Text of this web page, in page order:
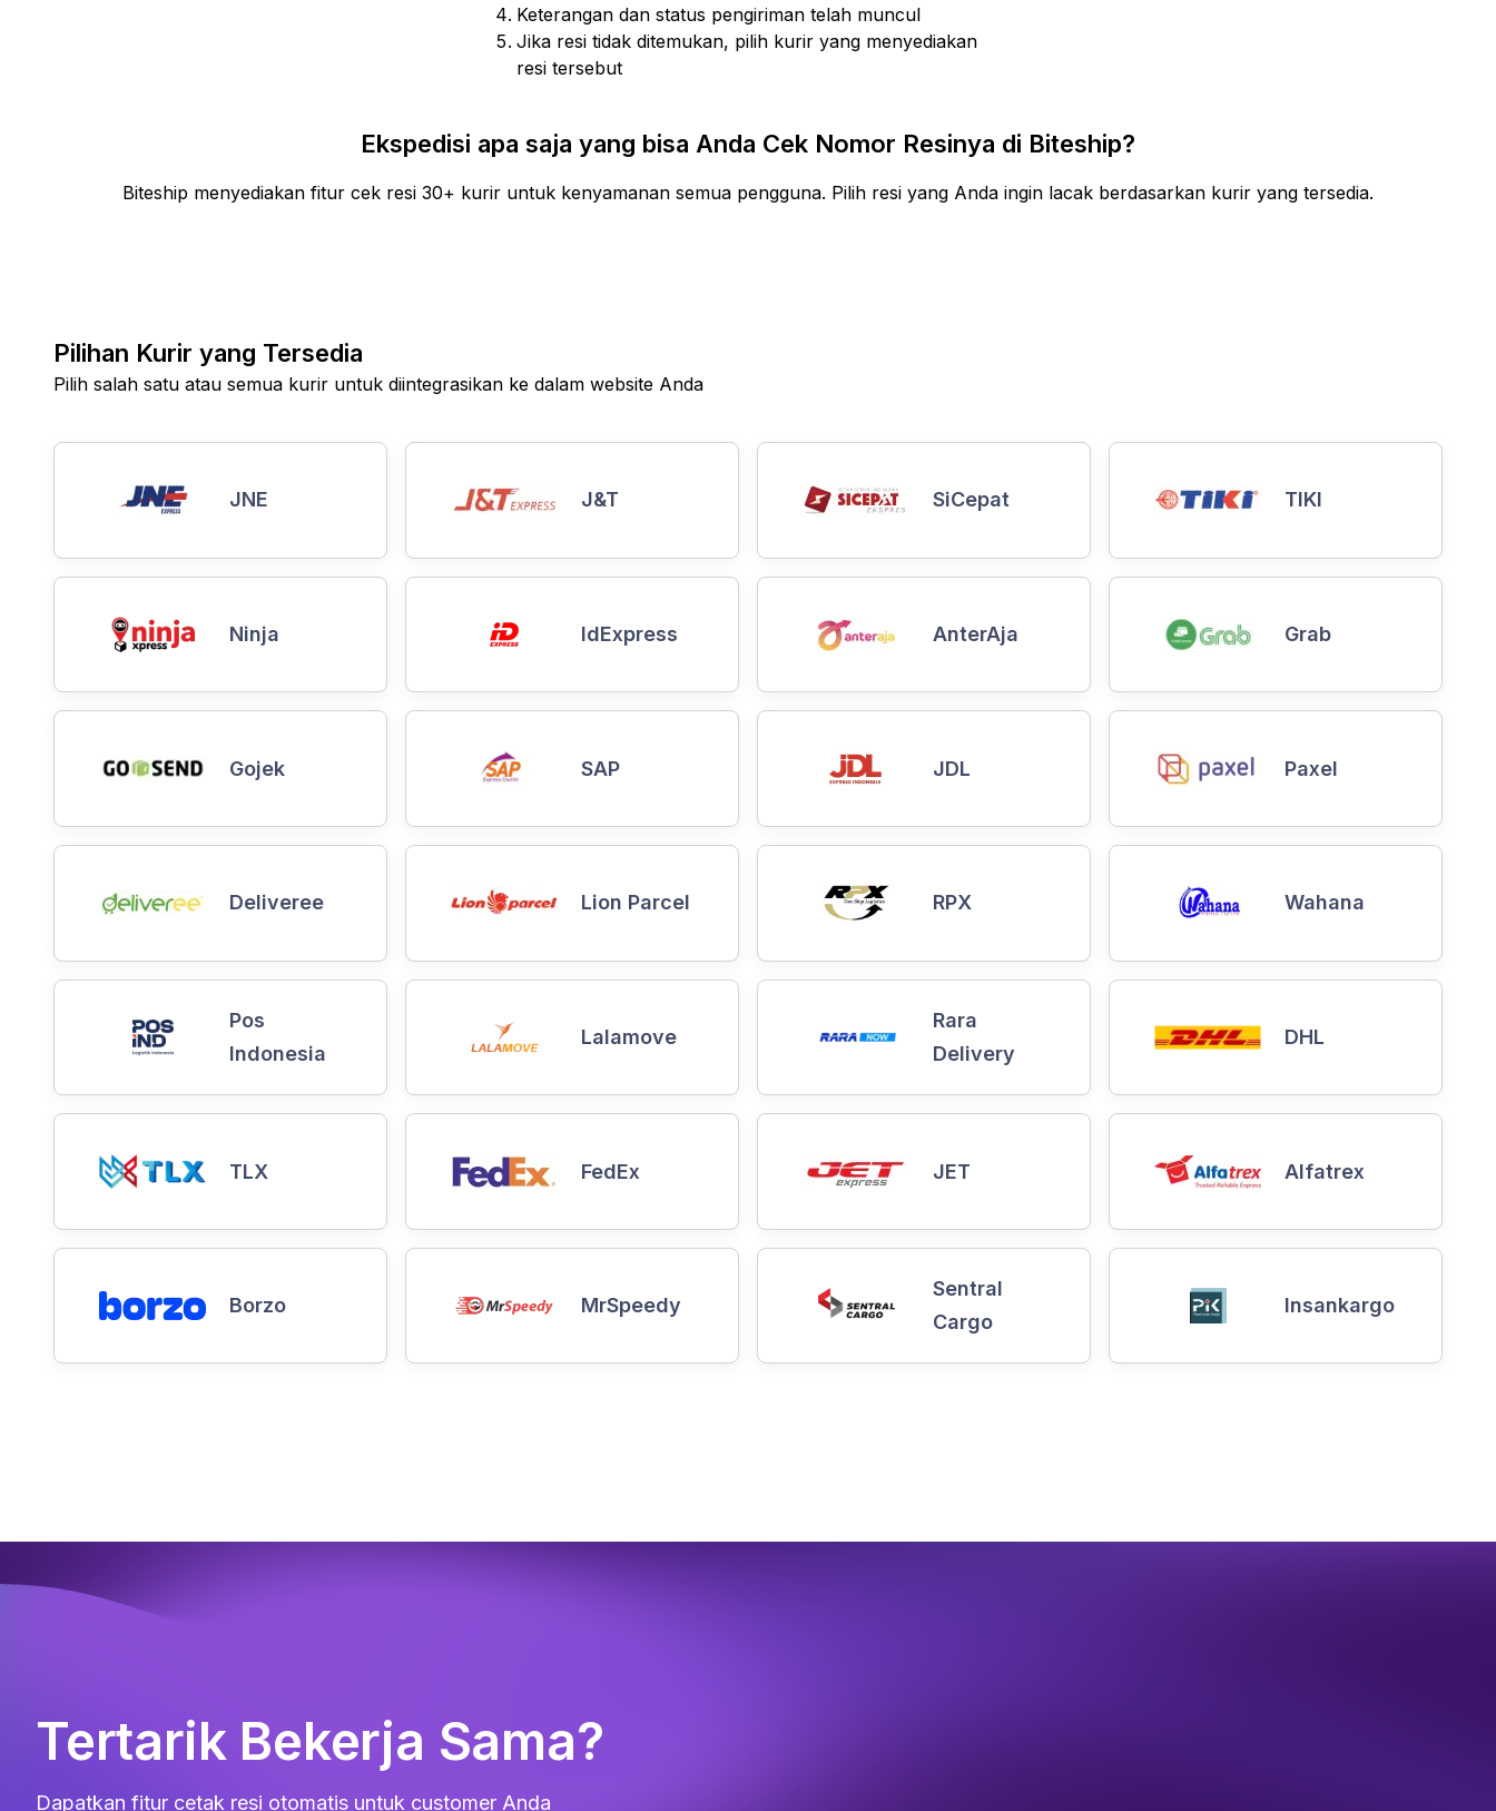
Keterangan dan status pengiriman telah muncul
Jika resi tidak ditemukan, pilih kurir yang menyediakan
resi tersebut
Ekspedisi apa saja yang bisa Anda Cek Nomor Resinya di Biteship?
Biteship menyediakan fitur cek resi 30+ kurir untuk kenyamanan semua pengguna. Pilih resi yang Anda ingin lacak berdasarkan kurir yang tersedia.
Pilihan Kurir yang Tersedia
Pilih salah satu atau semua kurir untuk diintegrasikan ke dalam website Anda
JNE J&T SiCepat TIKI
Ninja IdExpress AnterAja Grab
Gojek SAP JDL Paxel
Deliveree Lion Parcel RPX Wahana
Pos
Indonesia
Lalamove
Rara
Delivery
DHL
TLX FedEx JET Alfatrex
Borzo MrSpeedy
Sentral
Cargo
Insankargo
Tertarik Bekerja Sama?
Dapatkan fitur cetak resi otomatis untuk customer Anda